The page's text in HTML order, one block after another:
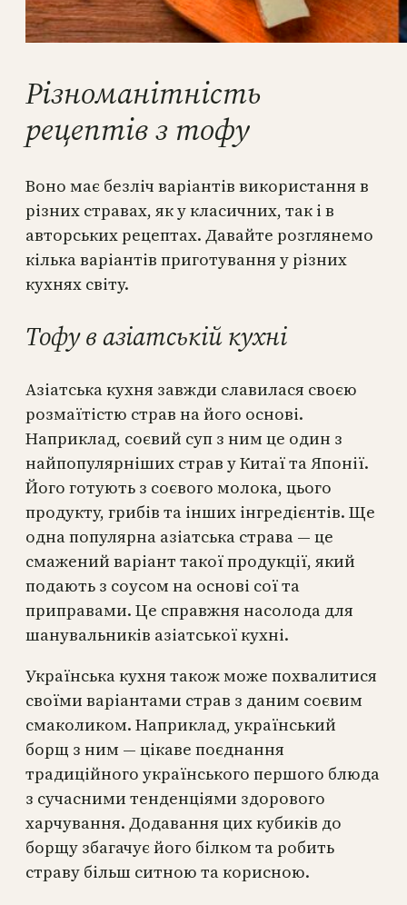
Різноманітність
рецептів з тофу
Воно має безліч варіантів використання в
різних стравах, як у класичних, так і в
авторських рецептах. Давайте розглянемо
кілька варіантів приготування у різних
кухнях світу.
Тофу в азіатській кухні
Азіатська кухня завжди славилася своєю
розмаїтістю страв на його основі.
Наприклад, соєвий суп з ним це один з
найпопулярніших страв у Китаї та Японії.
Його готують з соєвого молока, цього
продукту, грибів та інших інгредієнтів. Ще
одна популярна азіатська страва — це
смажений варіант такої продукції, який
подають з соусом на основі сої та
приправами. Це справжня насолода для
шанувальників азіатської кухні.
Українська кухня також може похвалитися
своїми варіантами страв з даним соєвим
смаколиком. Наприклад, український
борщ з ним — цікаве поєднання
традиційного українського першого блюда
з сучасними тенденціями здорового
харчування. Додавання цих кубиків до
борщу збагачує його білком та робить
страву більш ситною та корисною.